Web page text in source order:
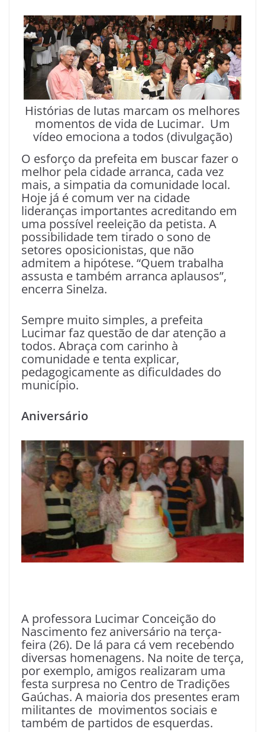
Histórias de lutas marcam os melhores
momentos de vida de Lucimar. Um
vídeo emociona a todos (divulgação)
O esforço da prefeita em buscar fazer o
melhor pela cidade arranca, cada vez
mais, a simpatia da comunidade local.
Hoje já é comum ver na cidade
lideranças importantes acreditando em
uma possível reeleição da petista. A
possibilidade tem tirado o sono de
setores oposicionistas, que não
admitem a hipótese. “Quem trabalha
assusta e também arranca aplausos”,
encerra Sinelza.
Sempre muito simples, a prefeita
Lucimar faz questão de dar atenção a
todos. Abraça com carinho à
comunidade e tenta explicar,
pedagogicamente as dificuldades do
município.
Aniversário
A professora Lucimar Conceição do
Nascimento fez aniversário na terça-
feira (26). De lá para cá vem recebendo
diversas homenagens. Na noite de terça,
por exemplo, amigos realizaram uma
festa surpresa no Centro de Tradições
Gaúchas. A maioria dos presentes eram
militantes de movimentos sociais e
também de partidos de esquerdas.